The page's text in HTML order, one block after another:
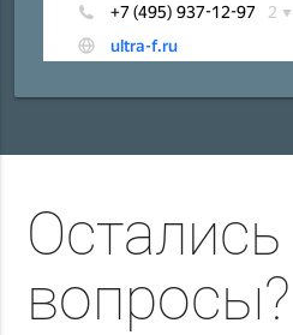
Остались
вопросы?